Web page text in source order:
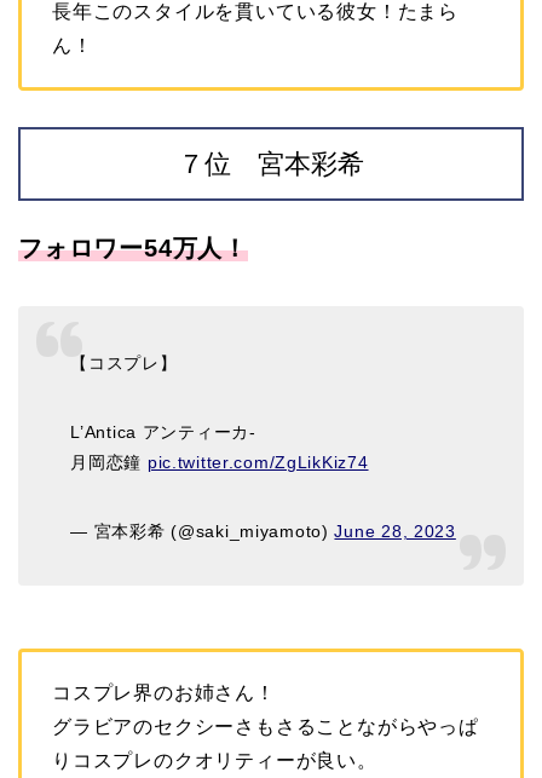
長年このスタイルを貫いている彼女！たまら
ん！
７位 宮本彩希
フォロワー54万人！
【コスプレ】
L’Antica アンティーカ-
月岡恋鐘 pic.twitter.com/ZgLikKiz74
— 宮本彩希 (@saki_miyamoto)June 28, 2023
コスプレ界のお姉さん！
グラビアのセクシーさもさることながらやっぱ
りコスプレのクオリティーが良い。